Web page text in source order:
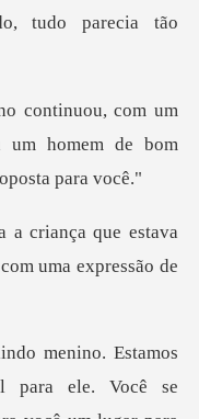
tud
um
um homem de bom
riança que estava
para ele. Você se